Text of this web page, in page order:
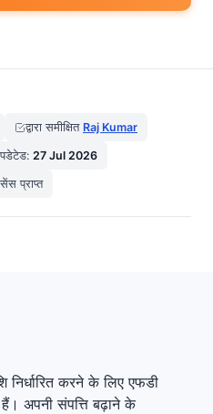
द्वारा समीक्षित Raj Kumar
27 Jul 2026
प्राप्त
निर्धारित करने के लिए एफडी
अपनी संपत्ति बढ़ाने के